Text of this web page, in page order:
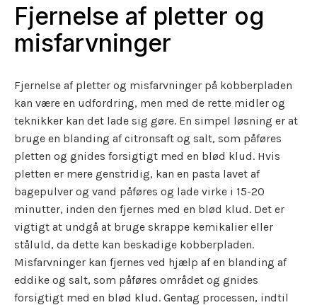
Fjernelse af pletter og
misfarvninger
Fjernelse af pletter og misfarvninger på kobberpladen
kan være en udfordring, men med de rette midler og
teknikker kan det lade sig gøre. En simpel løsning er at
bruge en blanding af citronsaft og salt, som påføres
pletten og gnides forsigtigt med en blød klud. Hvis
pletten er mere genstridig, kan en pasta lavet af
bagepulver og vand påføres og lade virke i 15-20
minutter, inden den fjernes med en blød klud. Det er
vigtigt at undgå at bruge skrappe kemikalier eller
ståluld, da dette kan beskadige kobberpladen.
Misfarvninger kan fjernes ved hjælp af en blanding af
eddike og salt, som påføres området og gnides
forsigtigt med en blød klud. Gentag processen, indtil